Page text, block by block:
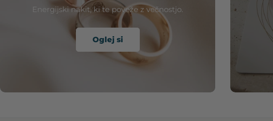
Energijski nakit, ki te poveže z večnostjo.
Oglej si